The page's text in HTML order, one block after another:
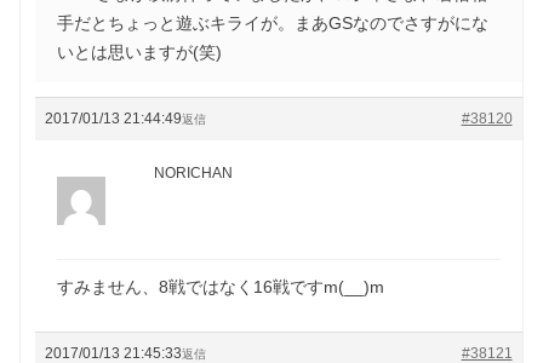
手だとちょっと遊ぶキライが。まあGSなのでさすがにな
いとは思いますが(笑)
2017/01/13 21:44:49 #38120
返信
NORICHAN
すみません、8戦ではなく16戦ですm(__)m
2017/01/13 21:45:33 #38121
返信